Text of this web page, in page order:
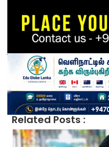
Related Posts :